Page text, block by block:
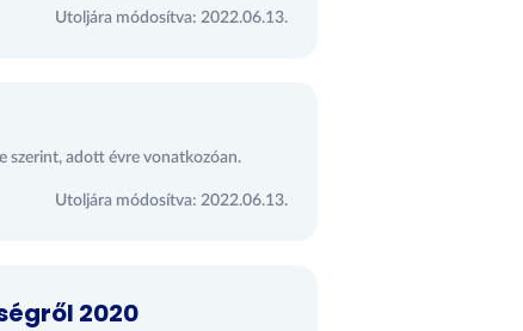
Utoljára módosítva: 2022.06.13.
szerint, adott évre vonatkozóan.
Utoljára módosítva: 2022.06.13.
2020